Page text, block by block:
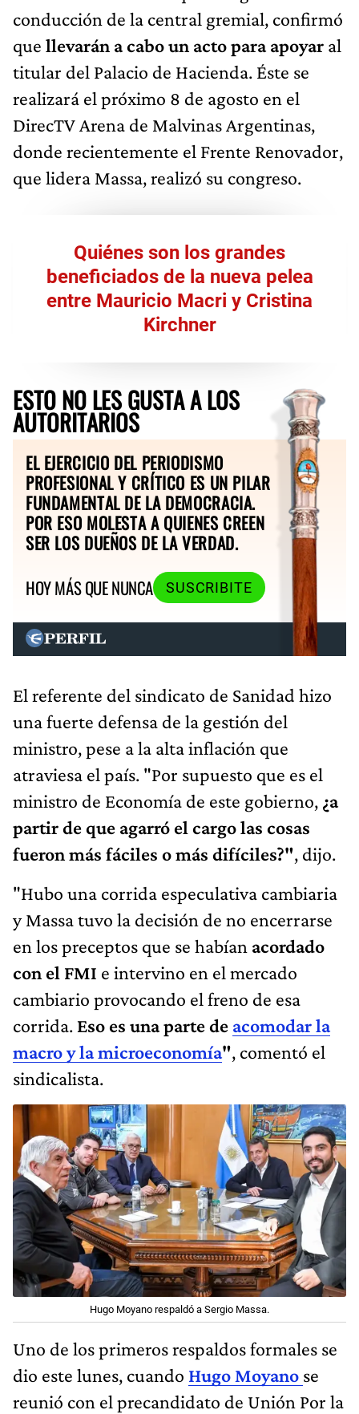
que llevarán a cabo un acto para apoyaral
titular del Palacio de Hacienda. Éste se
realizará el próximo 8 de agosto en el
DirecTV Arena de Malvinas Argentinas,
donde recientemente el Frente Renovador,
que lidera Massa, realizó su congreso.
beneficiados de la nueva pelea
entre Mauricio Macri y Cristina
Kirchner
AUTORITARIOS
EL EJERCICIO DEL PERIODISMO
PROFESIONAL Y CRÍTICO ES UN PILAR
FUNDAMENTAL DE LA DEMOCRACIA.
POR ESO MOLESTA A QUIENES CREEN
SER LOS DUEÑOS DE LA VERDAD.
HOY MÁS QUE NUNCA
SUSCRIBITE
El referente del sindicato de Sanidad hizo
una fuerte defensa de la gestión del
ministro, pese a la alta inflación que
atraviesa el país. "Por supuesto que es el
ministro de Economía de este gobierno,
partir de que agarró el cargo las cosas
fueron más fáciles o más difíciles?", dijo.
"Hubo una corrida especulativa cambiaria
y Massa tuvo la decisión de no encerrarse
en los preceptos que se habían acordado
con el FMIe intervino en el mercado
cambiario provocando el freno de esa
corrida.Eso es una parte deacomodar la
macro y la microeconomía" , comentó el
sindicalista.
Hugo Moyano respaldó a Sergio Massa.
Uno de los primeros respaldos formales se
dio este lunes, cuandoHugo Moyano se
reunió con el precandidato de Unión Por la
Patria (ex Frente de Todos) en su